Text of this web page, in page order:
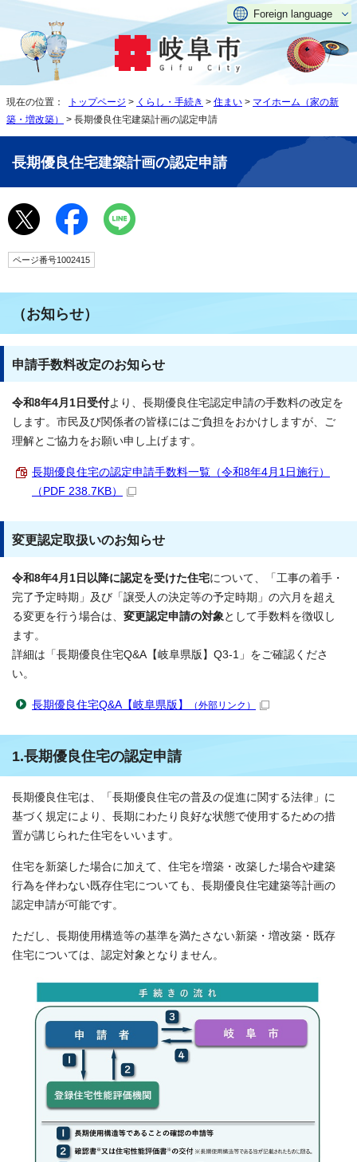
Foreign language
現在の位置： トップページ > くらし・手続き > 住まい > マイホーム（家の新
築・増改築）
> 長期優良住宅建築計画の認定申請
長期優良住宅建築計画の認定申請
ページ番号1002415
（お知らせ）
申請手数料改定のお知らせ
令和8年4月1日受付より、長期優良住宅認定申請の手数料の改定を
します。市民及び関係者の皆様にはご負担をおかけしますが、ご
理解とご協力をお願い申し上げます。
長期優良住宅の認定申請手数料一覧（令和8年4月1日施行）
（PDF 238.7KB）
変更認定取扱いのお知らせ
令和8年4月1日以降に認定を受けた住宅について、「工事の着手・
完了予定時期」及び「譲受人の決定等の予定時期」の六月を超え
る変更を行う場合は、 変更認定申請の対象 として手数料を徴収し
ます。
詳細は「長期優良住宅Q&A【岐阜県版】Q3-1」をご確認くださ
い。
長期優良住宅Q&A【岐阜県版】 （外部リンク）
1.長期優良住宅の認定申請
長期優良住宅は、「長期優良住宅の普及の促進に関する法律」に
基づく規定により、長期にわたり良好な状態で使用するための措
置が講じられた住宅をいいます。
住宅を新築した場合に加えて、住宅を増築・改築した場合や建築
行為を伴わない既存住宅についても、長期優良住宅建築等計画の
認定申請が可能です。
ただし、長期使用構造等の基準を満たさない新築・増改築・既存
住宅については、認定対象となりません。